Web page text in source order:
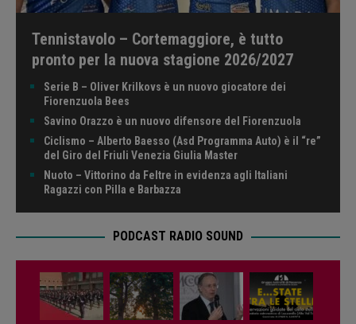
Tennistavolo – Cortemaggiore, è tutto
pronto per la nuova stagione 2026/2027
Serie B – Oliver Krilkovs è un nuovo giocatore dei
Fiorenzuola Bees
Savino Orazzo è un nuovo difensore del Fiorenzuola
Ciclismo – Alberto Baesso (Asd Programma Auto) è il “re”
del Giro del Friuli Venezia Giulia Master
Nuoto – Vittorino da Feltre in evidenza agli Italiani
Ragazzi con Pilla e Barbazza
PODCAST RADIO SOUND